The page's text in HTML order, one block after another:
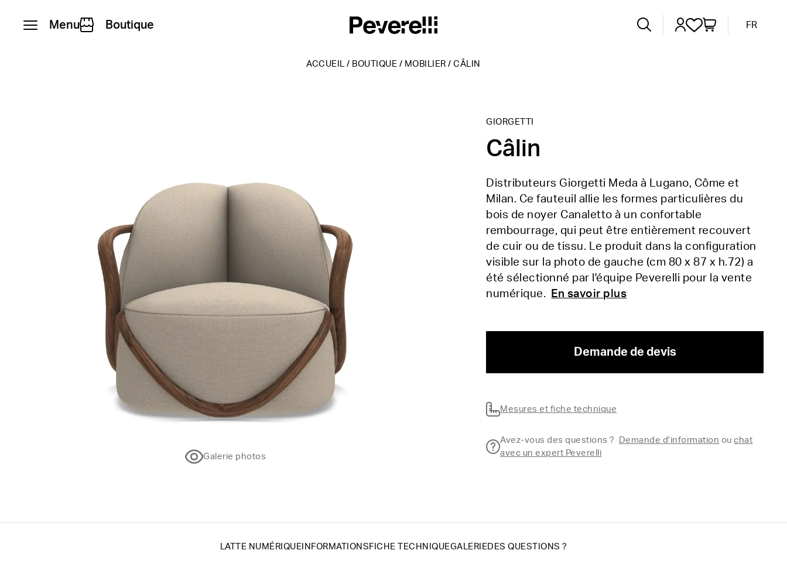
Menu Boutique FR
ACCUEIL / BOUTIQUE / MOBILIER /CÂLIN
Galerie photos
GIORGETTI
Câlin
Distributeurs Giorgetti Meda à Lugano, Côme et
Milan. Ce fauteuil allie les formes particulières du
bois de noyer Canaletto à un confortable
rembourrage, qui peut être entièrement recouvert
de cuir ou de tissu. Le produit dans la configuration
visible sur la photo de gauche (cm 80 x 87 x h.72) a
été sélectionné par l'équipe Peverelli pour la vente
numérique.
En savoir plus
Demande de devis
Mesures et fiche technique
Avez-vous des questions ? Demande d'information ouchat
avec un expert Peverelli
LATTE NUMÉRIQUE INFORMATIONS FICHE TECHNIQUEGALERIEDES QUESTIONS ?